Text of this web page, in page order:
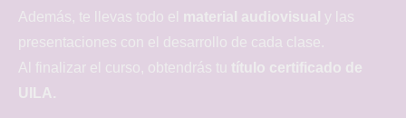
Además, te llevas todo el material audiovisual y las
presentaciones con el desarrollo de cada clase.
Al finalizar el curso, obtendrás tu título certificado de
UILA.